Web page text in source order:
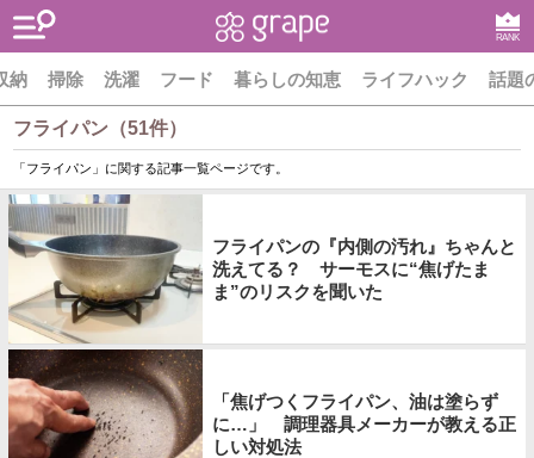
RANK
納 掃除 洗濯 フード 暮らしの知恵 ライフハック 話題
フライパン（51件）
「フライパン」に関する記事一覧ページです。
フライパンの『内側の汚れ』ちゃんと
洗えてる？ サーモスに“焦げたま
ま”のリスクを聞いた
「焦げつくフライパン、油は塗らず
に…」 調理器具メーカーが教える正
しい対処法